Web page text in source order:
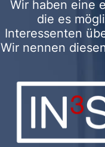
Wir haben eine
die es
Interessenten
Wir nennen